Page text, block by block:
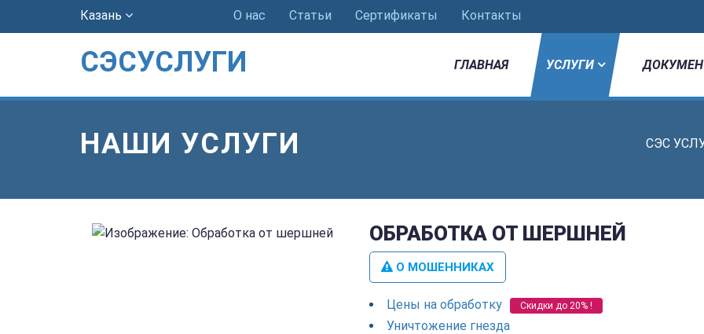
Казань О нас Статьи Сертификаты Контакты
СЭСУСЛУГИ ГЛАВНАЯ УСЛУГИ
НАШИ УСЛУГИ СЭС
ОБРАБОТКА ОТ ШЕРШНЕЙ
О МОШЕННИКАХ
Цены на обработку Скидки до 20% !
Уничтожение гнезда